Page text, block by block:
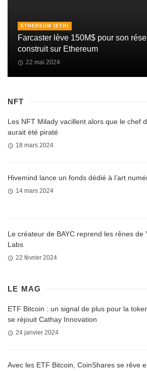
ETHEREUM (ETH)
Farcaster lève 150M$ pour son
construit sur Ethereum
22 mai 2024
NFT
Les NFT Milady vacillent alors que le chef
aurait été piraté
18 mars 2024
Hivemind lance un fonds dédié à l’art
14 mars 2024
Le créateur de BAYC reprend les rênes de
Labs
22 février 2024
LE MAG
ETF Bitcoin : un signal de plus pour la
se réjouit Cathay Innovation
24 janvier 2024
Avec les ETF Bitcoin, CoinShares se rêve